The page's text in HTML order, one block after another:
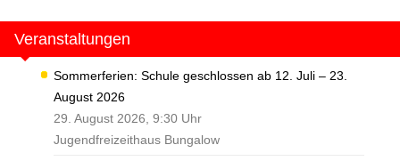
Veranstaltungen
Sommerferien: Schule geschlossen ab 12. Juli – 23.
August 2026
29. August 2026, 9:30 Uhr
Jugendfreizeithaus Bungalow